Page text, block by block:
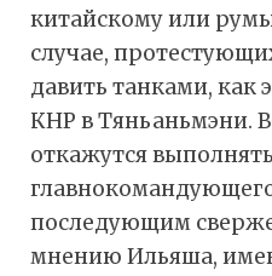
китайскому или
случае,
давить танками, как
КНР в Тяньаньмэни.
откажутся
последующим
мнению Ильяша,